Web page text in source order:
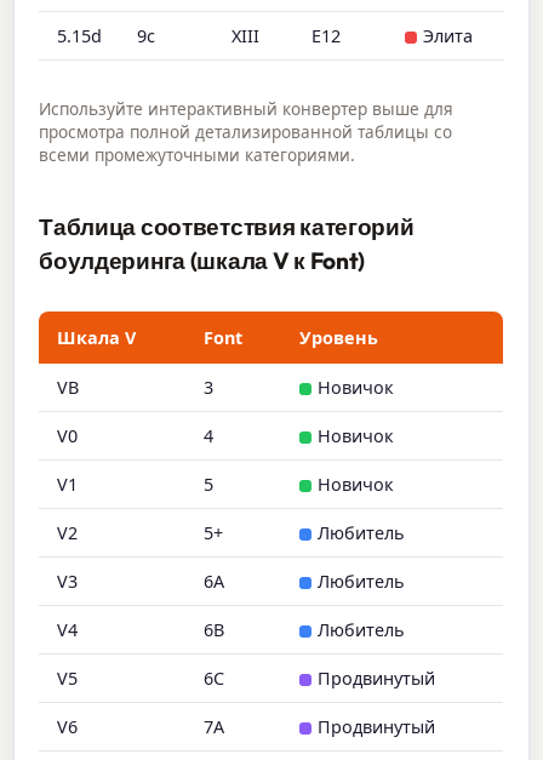
5.15d 9c XIII E12 Элита
Используйте интерактивный конвертер выше для
просмотра полной детализированной таблицы со
всеми промежуточными категориями.
Таблица соответствия категорий
боулдеринга (шкала V к Font)
Шкала V Font Уровень
VB 3 Новичок
V0 4 Новичок
V1 5 Новичок
V2 5+ Любитель
V3 6A Любитель
V4 6B Любитель
V5 6C Продвинутый
V6 7A Продвинутый